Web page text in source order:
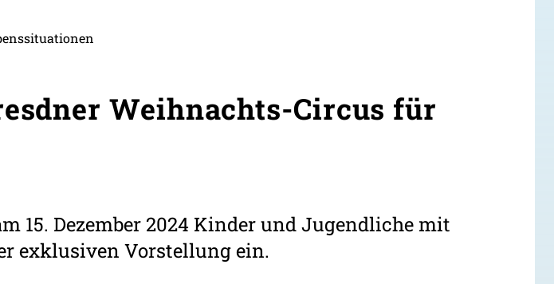
Weihnachts-Circus für
15. Dezember 2024 Kinder und Jugendliche mit
exklusiven Vorstellung ein.